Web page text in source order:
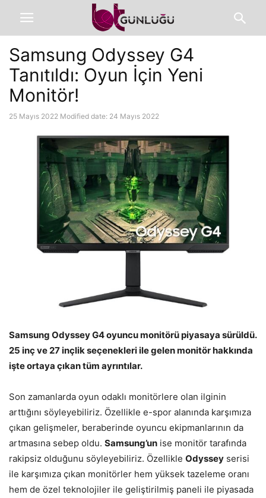
Samsung Odyssey G4
Tanıtıldı: Oyun İçin Yeni
Monitör!
25 Mayıs 2022 Modified date: 24 Mayıs 2022
Samsung Odyssey G4 oyuncu monitörü piyasaya sürüldü.
25 inç ve 27 inçlik seçenekleri ile gelen monitör hakkında
işte ortaya çıkan tüm ayrıntılar.
Son zamanlarda oyun odaklı monitörlere olan ilginin
arttığını söyleyebiliriz. Özellikle e-spor alanında karşımıza
çıkan gelişmeler, beraberinde oyuncu ekipmanlarının da
artmasına sebep oldu. Samsung’un ise monitör tarafında
rakipsiz olduğunu söyleyebiliriz. Özellikle Odyssey serisi
ile karşımıza çıkan monitörler hem yüksek tazeleme oranı
hem de özel teknolojiler ile geliştirilmiş paneli ile piyasada